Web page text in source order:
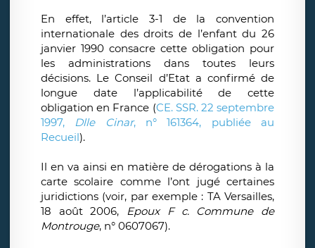
En effet, l’article 3-1 de la convention
internationale des droits de l’enfant du 26
janvier 1990 consacre cette obligation pour
les administrations dans toutes leurs
décisions. Le Conseil d’Etat a confirmé de
longue date l’applicabilité de cette
obligation en France (CE. SSR. 22 septembre
1997, Dlle Cinar, n° 161364, publiée au
Recueil).
Il en va ainsi en matière de dérogations à la
carte scolaire comme l’ont jugé certaines
juridictions (voir, par exemple : TA Versailles,
18 août 2006, Epoux F c. Commune de
Montrouge, n° 0607067).